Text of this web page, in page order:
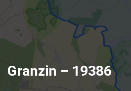
Granzin – 19386